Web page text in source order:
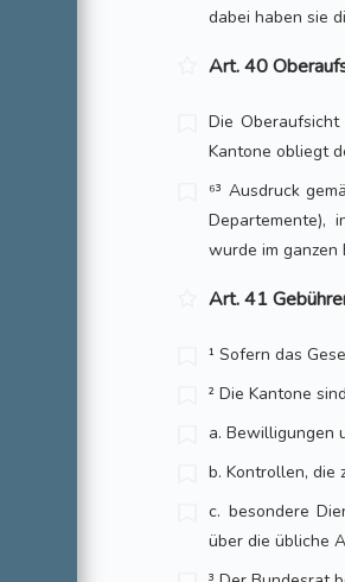
dabei haben sie
Art. 40
Die
Kantone obliegt
⁶³ Ausdruck
Departemente),
wurde im ganzen
Art. 41
¹ Sofern das
² Die Kantone
a. Bewilligungen
b. Kontrollen, die
c. besondere
über die übliche